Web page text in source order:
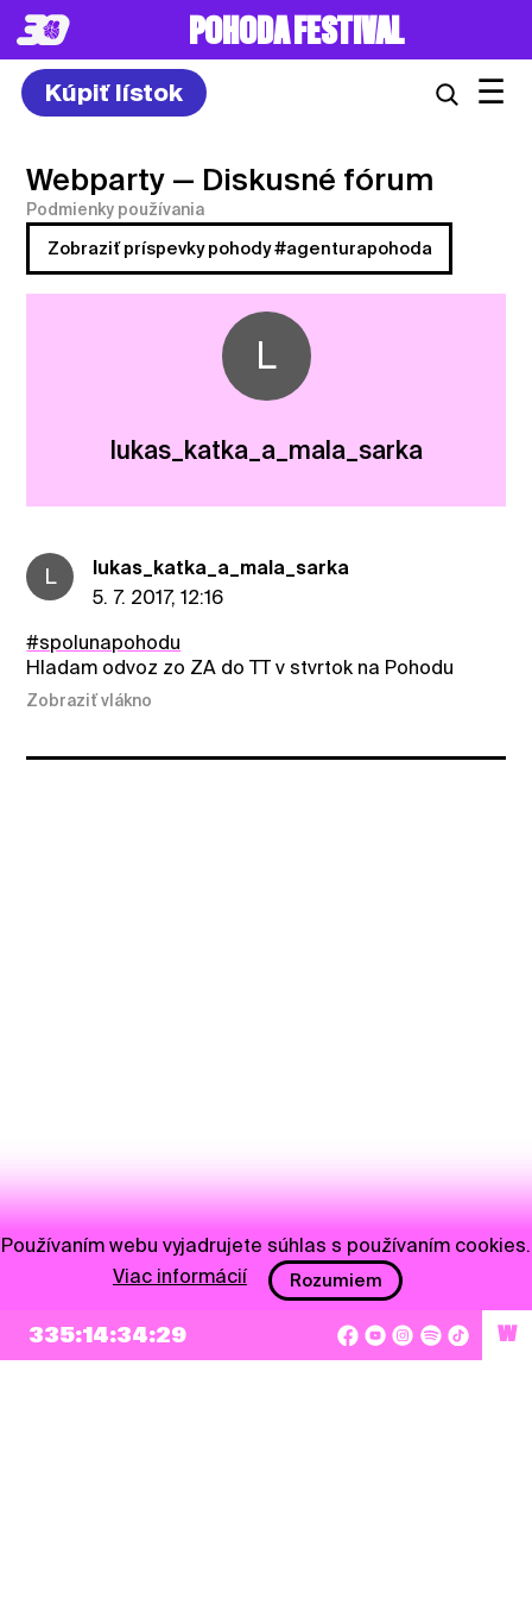
POHODA FESTIVAL
Kúpiť lístok ☰
Webparty — Diskusné fórum
Podmienky používania
Zobraziť príspevky pohody #agenturapohoda
L
lukas_katka_a_mala_sarka
L
lukas_katka_a_mala_sarka
5. 7. 2017, 12:16
#spolunapohodu
Hladam odvoz zo ZA do TT v stvrtok na Pohodu
Zobraziť vlákno
335:14:34:29 W
Používaním webu vyjadrujete súhlas s používaním cookies.
Viac informácií
Rozumiem